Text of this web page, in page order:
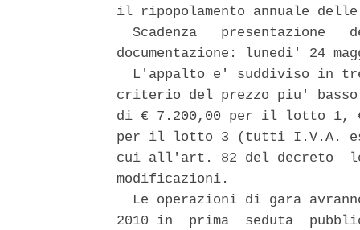
il ripopolamento annuale
Scadenza   presentazione
documentazione: lunedi' 24
L'appalto e' suddiviso in
criterio del prezzo piu'
di € 7.200,00 per il lotto 1,
per il lotto 3 (tutti I.V.A.
cui all'art. 82 del decreto
modificazioni.
Le operazioni di gara
2010 in  prima  seduta